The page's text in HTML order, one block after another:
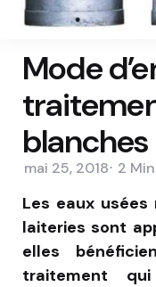
Mode
blanches
mai 25, 2018 2 Min
Les eaux
laiteries sont
elles
traitement